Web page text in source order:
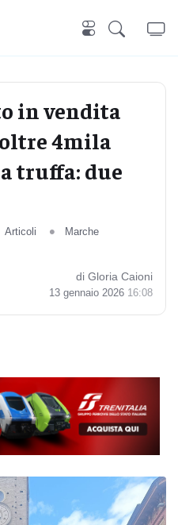
in vendita
4mila
truffa: due
Articoli
Marche
di Gloria Caioni
13 gennaio 2026 16:08